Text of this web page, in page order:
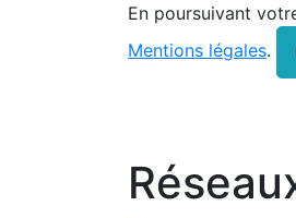
En poursuivant
Mentions légales.